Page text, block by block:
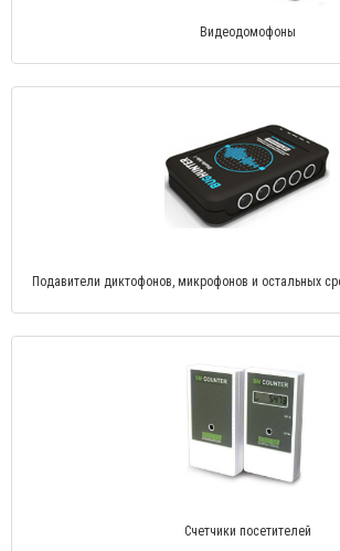
Видеодомофоны
Подавители диктофонов, микрофонов и остальных
Счетчики посетителей